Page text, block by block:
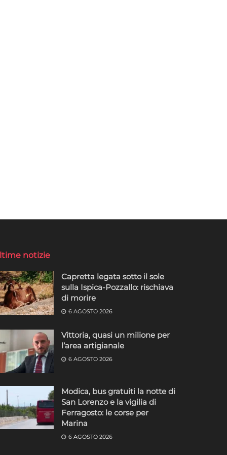
notizie
Capretta legata sotto il sole
sulla Ispica-Pozzallo: rischiava
di morire
6 AGOSTO 2026
Vittoria, quasi un milione per
l’area artigianale
6 AGOSTO 2026
Modica, bus gratuiti la notte di
San Lorenzo e la vigilia di
Ferragosto: le corse per
Marina
6 AGOSTO 2026